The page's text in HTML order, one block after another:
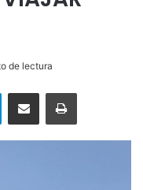
de lectura
TelegramEnviar vía email Imprimir